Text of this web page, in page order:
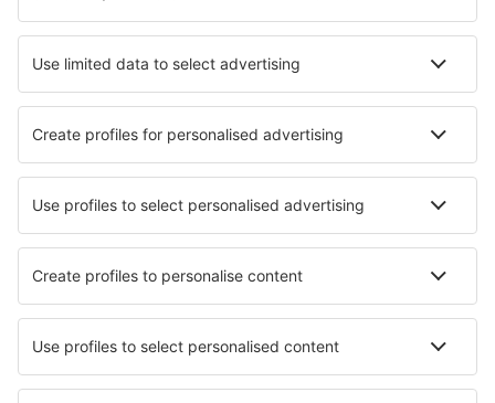
Cazare în Le Cap d`Agde Cazare în Cannes
Cazare în Frejus Cazare în Nisa
Cazare în Mulhouse Cazare în Dijon Cazare în Lourdes
Cele mai bune locuri de cazare - orașe
Cazare Sovetice Cazare în Puerto Ángel
Cazare în San Juan Del Cesar Cazare în Saint Leonards
Cazare în Besana In Brianza Cazare în Peenemunde